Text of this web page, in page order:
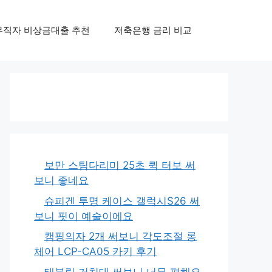
직자 비상금대출 추천 저축은행 금리 비교
보만 스팀다리미 25초 퀵 터보 써
보니 좋네요
슈피겐 투명 케이스 갤럭시S26 써
보니 핏이 예술이에요
캠핑의자 2개 써보니 각도조절 롱
체어 LCP-CA05 카키 후기